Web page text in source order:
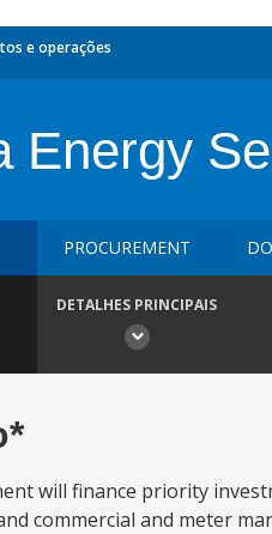
e operações
Energy
PROCUREMENT
DETALHES PRINCIPAIS
will finance priority
commercial and meter